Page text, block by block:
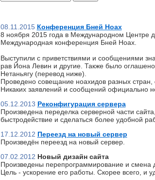
08.11.2015 Конференция Бней Ноах
8 ноября 2015 года в Международном Центре
Международная конференция Бней Ноах.
Выступили с приветствиями и сообщениями
рав Йона Левин и другие. Также было
Нетаньягу (перевод ниже).
Проведено совещание ноахидов разных стран,
Никаких заявлений и сообщений официально
05.12.2013 Реконфигурация сервера
Произведена переделка серверной части
быстродействие и сделаться более удобной
17.12.2012 Переезд на новый сервер
Произведён переезд на новый сервер.
07.02.2012 Новый дизайн сайта
Произведены перепрограммирование и смена
Цель - ускорение его работы. Скорее всего, и